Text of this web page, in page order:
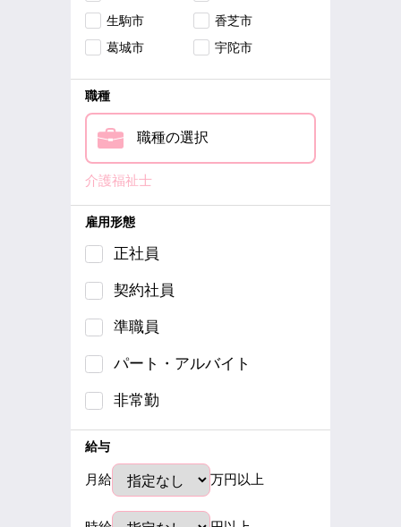
生駒市
香芝市
葛城市
宇陀市
職種
職種の選択
介護福祉士
雇用形態
正社員
契約社員
準職員
パート・アルバイト
非常勤
給与
月給 万円以上